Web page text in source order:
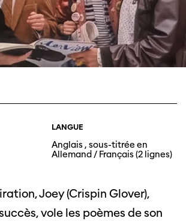
LANGUE
Anglais , sous-titrée en
Allemand / Français (2 lignes)
Joey (Crispin Glover),
vole les poèmes de son